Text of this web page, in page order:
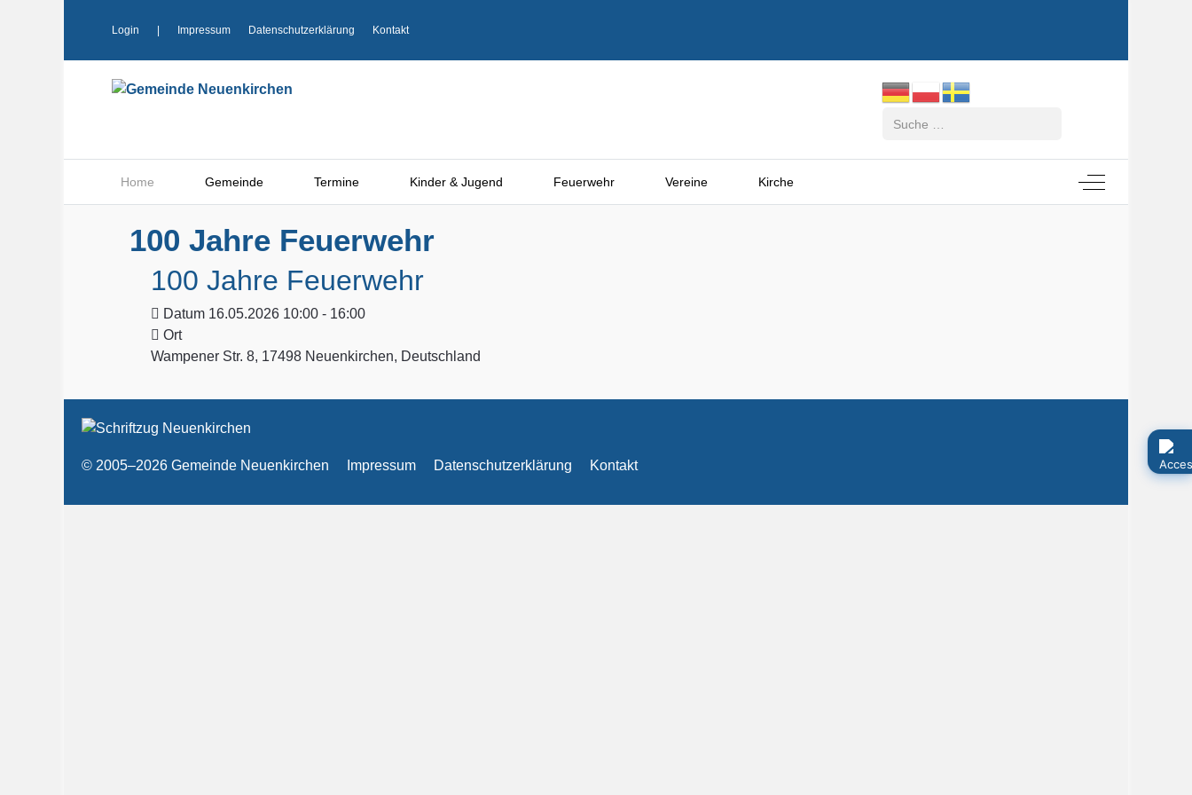
Login Impressum Datenschutzerklärung Kontakt
Home Gemeinde Termine Kinder & Jugend Feuerwehr Vereine Kirche Off-Canvas
100 Jahre Feuerwehr
100 Jahre Feuerwehr
Datum 16.05.2026 10:00 - 16:00
Ort
Wampener Str. 8, 17498 Neuenkirchen, Deutschland
© 2005–2026 Gemeinde Neuenkirchen Impressum Datenschutzerklärung Kontakt